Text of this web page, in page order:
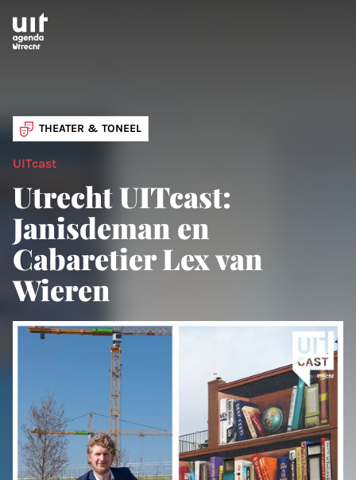
Skip to main content
THEATER & TONEEL
UITcast
Utrecht UITcast:
Janisdeman en
Cabaretier Lex van
Wieren